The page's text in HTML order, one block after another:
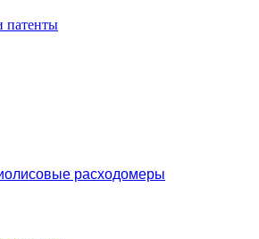
патенты
расходомеры